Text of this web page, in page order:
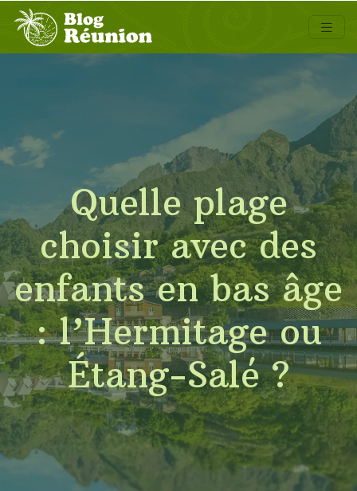
Quelle plage
choisir avec des
enfants en bas âge
: l’Hermitage ou
Étang-Salé ?